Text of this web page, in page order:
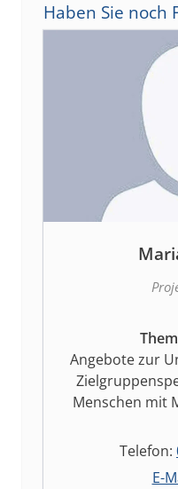
Haben Sie noch
Angebote zur
Menschen mit
Telefon:
E-